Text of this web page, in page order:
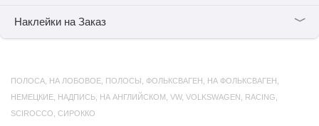
Наклейки на Заказ ﹀
ПОЛОСА НА ЛОБОВОЕ ПОЛОСЫ ФОЛЬКСВАГЕН НА ФОЛЬКСВАГЕН
НЕМЕЦКИЕ НАДПИСЬ НА АНГЛИЙСКОМ VW, VOLKSWAGEN RACING
SCIROCCO СИРОККО